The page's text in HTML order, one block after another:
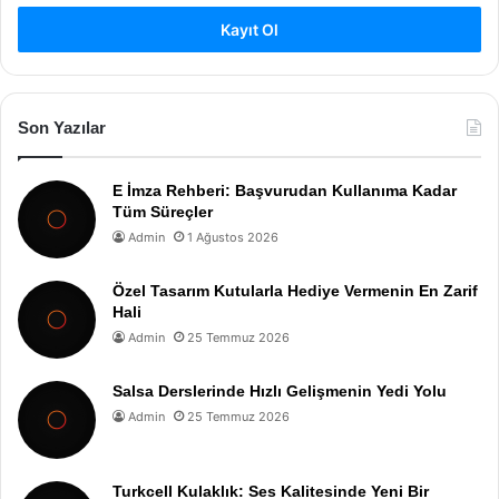
Kayıt Ol
Son Yazılar
E İmza Rehberi: Başvurudan Kullanıma Kadar
Tüm Süreçler
Admin 1 Ağustos 2026
Özel Tasarım Kutularla Hediye Vermenin En Zarif
Hali
Admin 25 Temmuz 2026
Salsa Derslerinde Hızlı Gelişmenin Yedi Yolu
Admin 25 Temmuz 2026
Turkcell Kulaklık: Ses Kalitesinde Yeni Bir